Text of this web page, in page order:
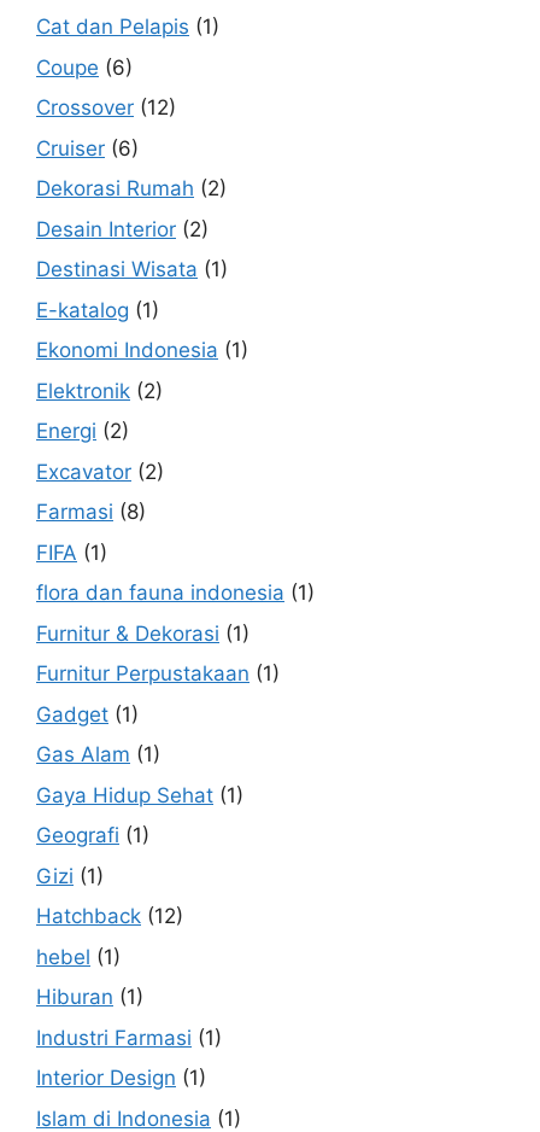
Cat dan Pelapis (1)
Coupe (6)
Crossover (12)
Cruiser (6)
Dekorasi Rumah (2)
Desain Interior (2)
Destinasi Wisata (1)
E-katalog (1)
Ekonomi Indonesia (1)
Elektronik (2)
Energi (2)
Excavator (2)
Farmasi (8)
FIFA (1)
flora dan fauna indonesia (1)
Furnitur & Dekorasi (1)
Furnitur Perpustakaan (1)
Gadget (1)
Gas Alam (1)
Gaya Hidup Sehat (1)
Geografi (1)
Gizi (1)
Hatchback (12)
hebel (1)
Hiburan (1)
Industri Farmasi (1)
Interior Design (1)
Islam di Indonesia (1)